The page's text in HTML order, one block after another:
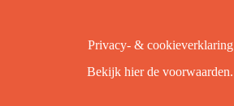
Privacy- & cookieverklaring
Bekijkhierde voorwaarden.